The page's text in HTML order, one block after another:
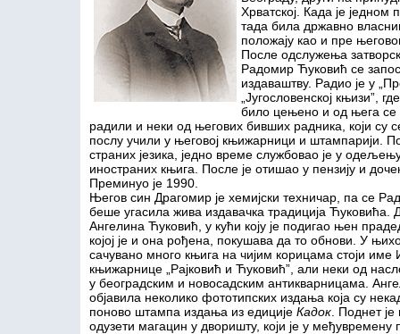
Хрватској. Када је једном
тада била државно
положају као и пре
После одслужења
Радомир Ћуковић се
издаваштву. Радио је у
„Југословенској књизи”,
било цењено и од њега
радили и неки од његових бивших радника, који су
послу учили у његовој књижарници и штампарији.
страних језика, једно време службовао је у
иностраних књига. После је отишао у пензију и
Преминуо је 1990.
Његов син Драгомир је хемијски техничар, па се
беше угасила жива издавачка традиција Ћуковића.
Ангелина Ћуковић, у кући коју је подигао њен
којој је и она рођена, покушава да то обнови. У
сачувано много књига на чијим корицама стоји име
књижарнице „Рајковић и Ћуковић”, али неки од
у београдским и новосадским антикварницама.
објавила неколико фототипских издања која су
поново штампа издања из едиције Кадок . Поднет
одузети магацин у дворишту, који је у међувремену